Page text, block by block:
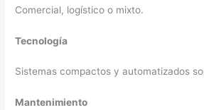
Comercial, logístico o mixto.
Tecnología
Sistemas compactos y automatizados
Mantenimiento